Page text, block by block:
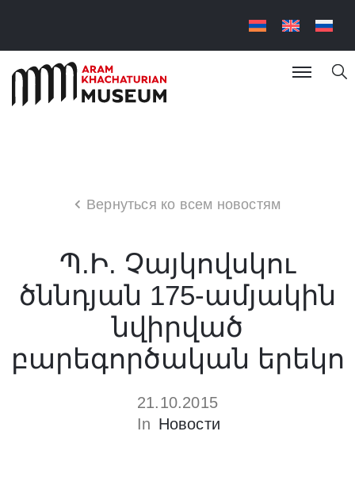
Вернуться ко всем новостям
Պ.Ի. Չայկովսկու
ծննդյան 175-ամյակին
նվիրված
բարեգործական երեկո
21.10.2015
In Новости